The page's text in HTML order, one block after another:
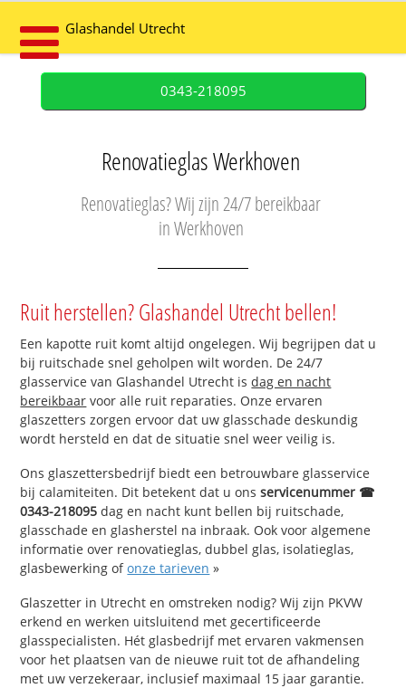
Glashandel Utrecht
0343-218095
Renovatieglas Werkhoven
Renovatieglas? Wij zijn 24/7 bereikbaar
in Werkhoven
Ruit herstellen? Glashandel Utrecht bellen!
Een kapotte ruit komt altijd ongelegen. Wij begrijpen dat u
bij ruitschade snel geholpen wilt worden. De 24/7
glasservice van Glashandel Utrecht isdag en nacht
bereikbaar voor alle ruit reparaties. Onze ervaren
glaszetters zorgen ervoor dat uw glasschade deskundig
wordt hersteld en dat de situatie snel weer veilig is.
Ons glaszettersbedrijf biedt een betrouwbare glasservice
bij calamiteiten. Dit betekent dat u onsservicenummer ☎
0343-218095 dag en nacht kunt bellen bij ruitschade,
glasschade en glasherstel na inbraak. Ook voor algemene
informatie over renovatieglas, dubbel glas, isolatieglas,
glasbewerking ofonze tarieven »
Glaszetter in Utrecht en omstreken nodig? Wij zijn PKVW
erkend en werken uitsluitend met gecertificeerde
glasspecialisten. Hét glasbedrijf met ervaren vakmensen
voor het plaatsen van de nieuwe ruit tot de afhandeling
met uw verzekeraar, inclusief maximaal 15 jaar garantie.